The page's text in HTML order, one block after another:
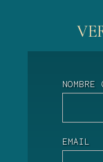
NOMBRE
EMAIL